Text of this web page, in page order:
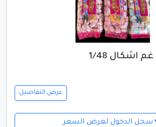
عرض التفاصيل
سجل الدخول لعرض السعر